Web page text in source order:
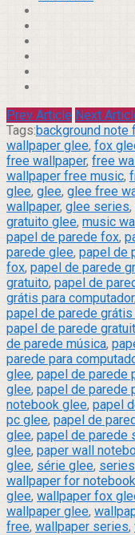
Prev Article Next
Tags:background note
wallpaper glee, fox
free wallpaper, free
wallpaper free music,
glee, glee, glee free
wallpaper, glee series,
gratuito glee, music
papel de parede fox,
parede glee, papel de
fox, papel de parede
gratuito, papel de
grátis para computador,
papel de parede grátis
papel de parede
de parede música,
parede para
glee, papel de parede
glee, papel de parede
notebook glee, papel
pc glee, papel de
glee, papel de parede
glee, paper wall
glee, série glee, series
wallpaper for notebook
glee, wallpaper fox
wallpaper glee,
free, wallpaper series,